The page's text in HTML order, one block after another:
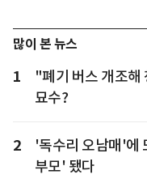
많이 본 뉴스
1
"폐기 버스 개조해
묘수?
2
'독수리 오남매'에
부모' 됐다